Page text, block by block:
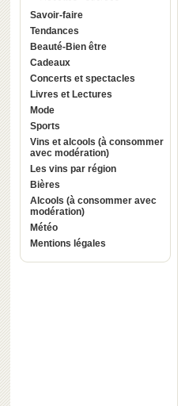
Savoir-faire
Tendances
Beauté-Bien être
Cadeaux
Concerts et spectacles
Livres et Lectures
Mode
Sports
Vins et alcools (à consommer
avec modération)
Les vins par région
Bières
Alcools (à consommer avec
modération)
Météo
Mentions légales